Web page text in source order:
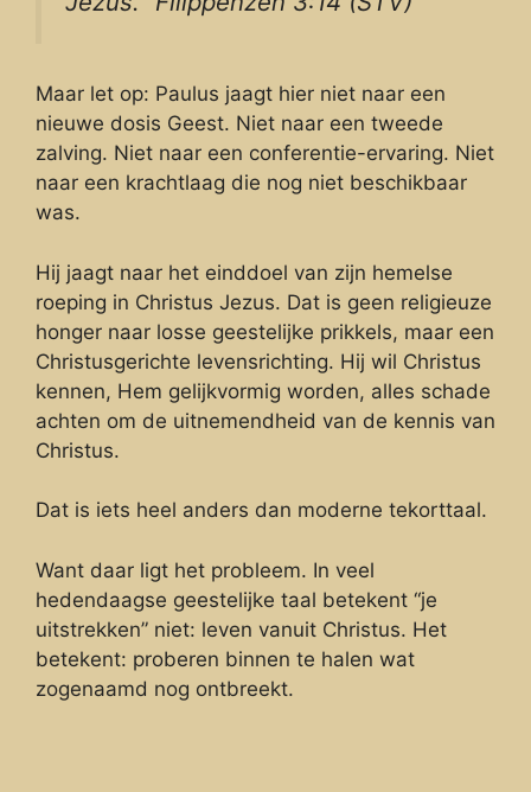
Maar let op: Paulus jaagt hier niet naar een
nieuwe dosis Geest. Niet naar een tweede
zalving. Niet naar een conferentie-ervaring. Niet
naar een krachtlaag die nog niet beschikbaar
was.
Hij jaagt naar het einddoel van zijn hemelse
roeping in Christus Jezus. Dat is geen religieuze
honger naar losse geestelijke prikkels, maar een
Christusgerichte levensrichting. Hij wil Christus
kennen, Hem gelijkvormig worden, alles schade
achten om de uitnemendheid van de kennis van
Christus.
Dat is iets heel anders dan moderne tekorttaal.
Want daar ligt het probleem. In veel
hedendaagse geestelijke taal betekent “je
uitstrekken” niet: leven vanuit Christus. Het
betekent: proberen binnen te halen wat
zogenaamd nog ontbreekt.